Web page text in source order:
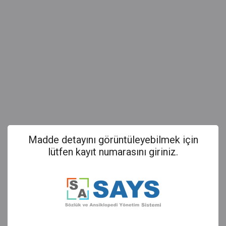
Madde detayını görüntüleyebilmek için
lütfen kayıt numarasını giriniz.